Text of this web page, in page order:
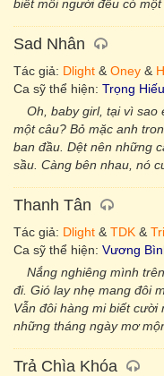
biết mỗi người đều có một
Sad Nhân
Tác giả: Dlight & Oney &
Ca sỹ thể hiện: Trọng Hiếu
Oh, baby girl, tại vì sao
một câu? Bỏ mặc anh
ban đầu. Dệt nên những
sầu. Càng bên nhau, nó
Thanh Tân
Tác giả: Dlight & TDK &
Ca sỹ thể hiện: Vương
Nắng nghiêng mình
đi. Gió lay nhẹ mang đôi
Vẫn đôi hàng mi biết
những tháng ngày mơ
Trả Chìa Khóa